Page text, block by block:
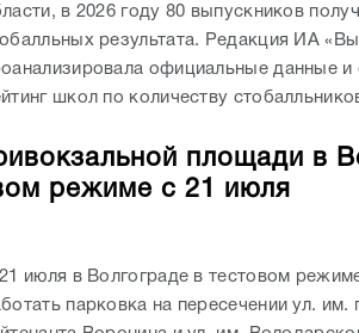
в 2026 году 80 выпускников
результата. Редакция ИА
официальные данные и
школ по количеству
площади в
режиме с 21 июля
июля в Волгограде в тестовом
парковка на пересечении ул. им.